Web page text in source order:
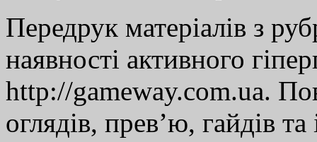
Передрук матеріалів з
наявності активного
http://gameway.com.ua.
оглядів, прев’ю, гайдів